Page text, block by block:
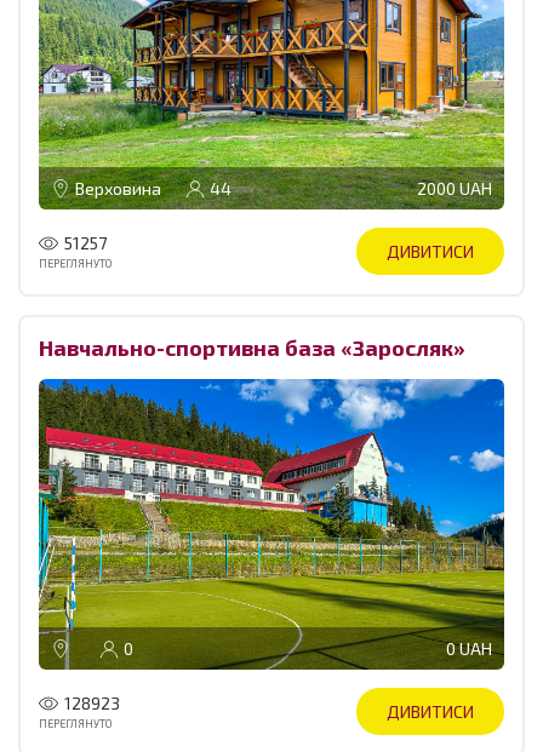
Верховина 44 2000 UAH
51257
ПЕРЕГЛЯНУТО
ДИВИТИСИ
Навчально-спортивна база «Заросляк»
0 0 UAH
128923
ПЕРЕГЛЯНУТО
ДИВИТИСИ